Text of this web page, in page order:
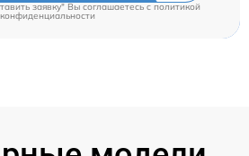
заявку" Вы соглашаетесь c политикой
конфиденциальности